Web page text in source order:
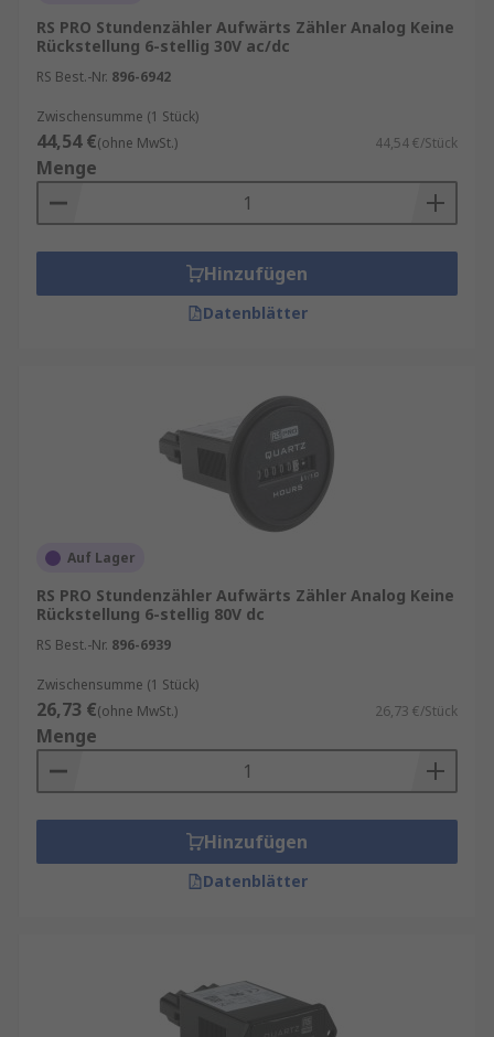
RS PRO Stundenzähler Aufwärts Zähler Analog Keine
Rückstellung 6-stellig 30V ac/dc
RS Best.-Nr. 896-6942
Zwischensumme (1 Stück)
44,54 €(ohne MwSt.) 44,54 €/Stück
Menge
Hinzufügen
Datenblätter
Auf Lager
RS PRO Stundenzähler Aufwärts Zähler Analog Keine
Rückstellung 6-stellig 80V dc
RS Best.-Nr. 896-6939
Zwischensumme (1 Stück)
26,73 €(ohne MwSt.) 26,73 €/Stück
Menge
Hinzufügen
Datenblätter